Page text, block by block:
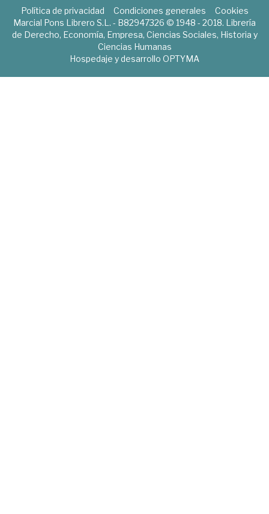
Política de privacidad Condiciones generales
Cookies
Marcial Pons Librero S.L. - B82947326 © 1948 - 2018. Librería
de Derecho, Economía, Empresa, Ciencias Sociales, Historia y
Ciencias Humanas
Hospedaje y desarrollo OPTYMA